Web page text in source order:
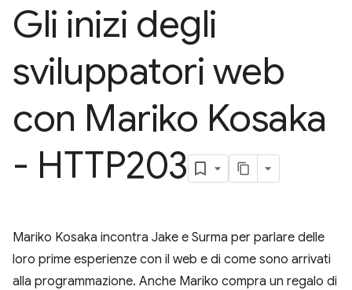
Gli inizi degli
sviluppatori web
con Mariko Kosaka
- HTTP203
Mariko Kosaka incontra Jake e Surma per parlare delle
loro prime esperienze con il web e di come sono arrivati
alla programmazione. Anche Mariko compra un regalo di